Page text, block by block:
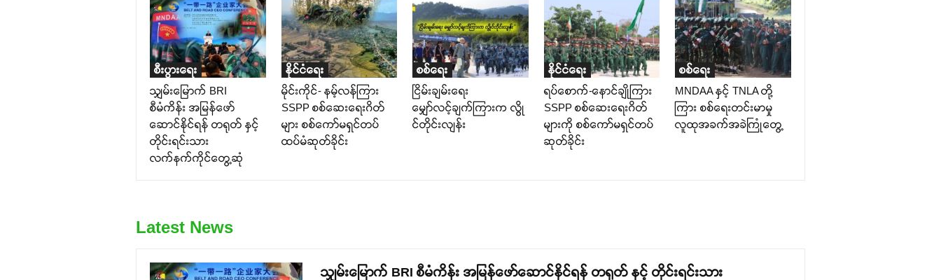
စီးပွားရေး
သျှမ်းမြောက် BRI
စီမံကိန်း အမြန်ဖော်
ဆောင်နိုင်ရန် တရုတ် နှင့်
တိုင်းရင်းသား
လက်နက်ကိုင်တွေ့ဆုံ
နိုင်ငံရေး
မိုင်းကိုင်- နမ့်လန်ကြား
SSPP စစ်ဆေးရေးဂိတ်
များ စစ်ကော်မရှင်တပ်
ထပ်မံဆုတ်ခိုင်း
စစ်ရေး
ငြိမ်းချမ်းရေး
မျှော်လင့်ချက်ကြားက လွို
င်တိုင်းလျန်း
နိုင်ငံရေး
ရပ်စောက်-နောင်ချိုကြား
SSPP စစ်ဆေးရေးဂိတ်
များကို စစ်ကော်မရှင်တပ်
ဆုတ်ခိုင်း
စစ်ရေး
MNDAA နှင့် TNLA တို့
ကြား စစ်ရေးတင်းမာမှု
လူထုအခက်အခဲကြုံတွေ့
Latest News
သျှမ်းမြောက် BRI စီမံကိန်း အမြန်ဖော်ဆောင်နိုင်ရန် တရုတ် နှင့် တိုင်းရင်းသား